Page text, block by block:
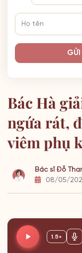
GỬI
Bác Hà
ngứa rát,
viêm phụ
Bác sĩ Đỗ
08/05/
1.5×